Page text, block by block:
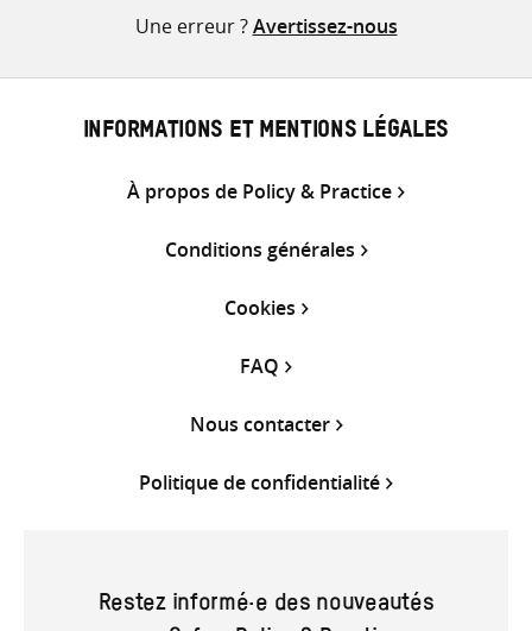
Une erreur ?Avertissez-nous
INFORMATIONS ET MENTIONS LÉGALES
À propos de Policy & Practice
Conditions générales
Cookies
FAQ
Nous contacter
Politique de confidentialité
Restez informé·e des nouveautés